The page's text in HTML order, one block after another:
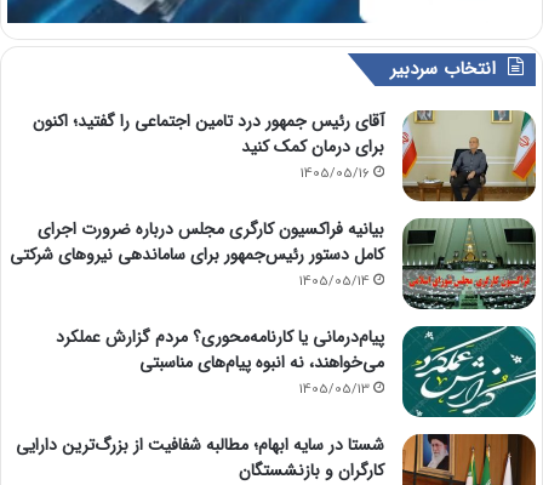
انتخاب سردبیر
آقای رئیس جمهور درد تامین اجتماعی را گفتید؛ اکنون
برای درمان کمک کنید
1405/05/16
بیانیه فراکسیون کارگری مجلس درباره ضرورت اجرای
کامل دستور رئیس‌جمهور برای ساماندهی نیروهای شرکتی
1405/05/14
پیام‌درمانی یا کارنامه‌محوری؟ مردم گزارش عملکرد
می‌خواهند، نه انبوه پیام‌های مناسبتی
1405/05/13
شستا در سایه ابهام؛ مطالبه شفافیت از بزرگ‌ترین دارایی
کارگران و بازنشستگان